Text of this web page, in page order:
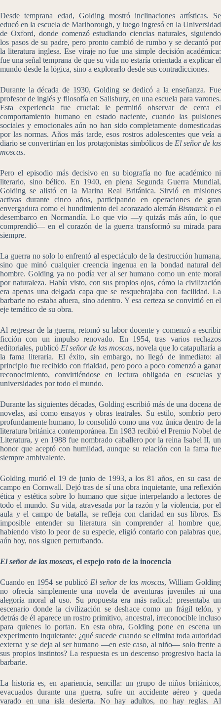
Desde temprana edad, Golding mostró inclinaciones artísticas. Se
educó en la escuela de Marlborough, y luego ingresó en la Universidad
de Oxford, donde comenzó estudiando ciencias naturales, siguiendo
los pasos de su padre, pero pronto cambió de rumbo y se decantó por
la literatura inglesa. Ese viraje no fue una simple decisión académica:
fue una señal temprana de que su vida no estaría orientada a explicar el
mundo desde la lógica, sino a explorarlo desde sus contradicciones.
Durante la década de 1930, Golding se dedicó a la enseñanza. Fue
profesor de inglés y filosofía en Salisbury, en una escuela para varones.
Esta experiencia fue crucial: le permitió observar de cerca el
comportamiento humano en estado naciente, cuando las pulsiones
sociales y emocionales aún no han sido completamente domesticadas
por las normas. Años más tarde, esos rostros adolescentes que veía a
diario se convertirían en los protagonistas simbólicos de El señor de las
moscas.
Pero el episodio más decisivo en su biografía no fue académico ni
literario, sino bélico. En 1940, en plena Segunda Guerra Mundial,
Golding se alistó en la Marina Real Británica. Sirvió en misiones
activas durante cinco años, participando en operaciones de gran
envergadura como el hundimiento del acorazado alemán Bismarck o el
desembarco en Normandía. Lo que vio —y quizás más aún, lo que
comprendió— en el corazón de la guerra transformó su mirada para
siempre.
La guerra no solo lo enfrentó al espectáculo de la destrucción humana,
sino que minó cualquier creencia ingenua en la bondad natural del
hombre. Golding ya no podía ver al ser humano como un ente moral
por naturaleza. Había visto, con sus propios ojos, cómo la civilización
era apenas una delgada capa que se resquebrajaba con facilidad. La
barbarie no estaba afuera, sino adentro. Y esa certeza se convirtió en el
eje temático de su obra.
Al regresar de la guerra, retomó su labor docente y comenzó a escribir
ficción con un impulso renovado. En 1954, tras varios rechazos
editoriales, publicó El señor de las moscas, novela que lo catapultaría a
la fama literaria. El éxito, sin embargo, no llegó de inmediato: al
principio fue recibido con frialdad, pero poco a poco comenzó a ganar
reconocimiento, convirtiéndose en lectura obligada en escuelas y
universidades por todo el mundo.
Durante las siguientes décadas, Golding escribió más de una docena de
novelas, así como ensayos y obras teatrales. Su estilo, sombrío pero
profundamente humano, lo consolidó como una voz única dentro de la
literatura británica contemporánea. En 1983 recibió el Premio Nobel de
Literatura, y en 1988 fue nombrado caballero por la reina Isabel II, un
honor que aceptó con humildad, aunque su relación con la fama fue
siempre ambivalente.
Golding murió el 19 de junio de 1993, a los 81 años, en su casa de
campo en Cornwall. Dejó tras de sí una obra inquietante, una reflexión
ética y estética sobre lo humano que sigue interpelando a lectores de
todo el mundo. Su vida, atravesada por la razón y la violencia, por el
aula y el campo de batalla, se refleja con claridad en sus libros. Es
imposible entender su literatura sin comprender al hombre que,
habiendo visto lo peor de su especie, eligió contarlo con palabras que,
aún hoy, nos siguen perturbando.
El señor de las moscas, el espejo roto de la inocencia
Cuando en 1954 se publicó El señor de las moscas, William Golding
no ofrecía simplemente una novela de aventuras juveniles ni una
alegoría moral al uso. Su propuesta era más radical: presentaba un
escenario donde la civilización se deshace como un frágil telón, y
detrás de él aparece un rostro primitivo, ancestral, irreconocible incluso
para quienes lo portan. En esta obra, Golding pone en escena un
experimento inquietante: ¿qué sucede cuando se elimina toda autoridad
externa y se deja al ser humano —en este caso, al niño— solo frente a
sus propios instintos? La respuesta es un descenso progresivo hacia la
barbarie.
La historia es, en apariencia, sencilla: un grupo de niños británicos,
evacuados durante una guerra, sufre un accidente aéreo y queda
varado en una isla desierta. No hay adultos, no hay reglas. Al